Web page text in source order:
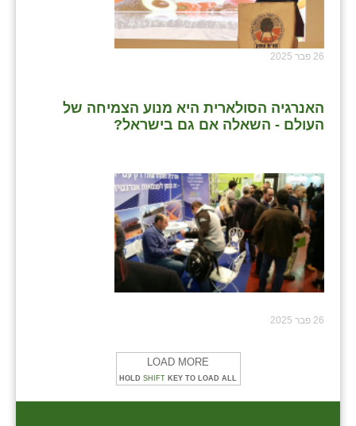
26 פבר 2025
האנרגיה הסולארית היא מנוע הצמיחה של
העולם - השאלה אם גם בישראל?
26 פבר 2025
LOAD MORE
HOLD SHIFT KEY TO LOAD ALL